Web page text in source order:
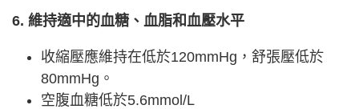
6. 維持適中的血糖、血脂和血壓水平
收縮壓應維持在低於120mmHg，舒張壓低於
80mmHg。
空腹血糖低於5.6mmol/L